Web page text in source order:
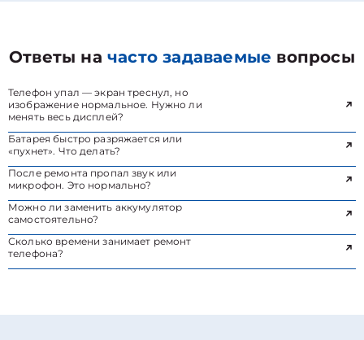
Ответы начасто задаваемые вопросы
Телефон упал — экран треснул, но
изображение нормальное. Нужно ли
менять весь дисплей?
Батарея быстро разряжается или
«пухнет». Что делать?
После ремонта пропал звук или
микрофон. Это нормально?
Можно ли заменить аккумулятор
самостоятельно?
Сколько времени занимает ремонт
телефона?